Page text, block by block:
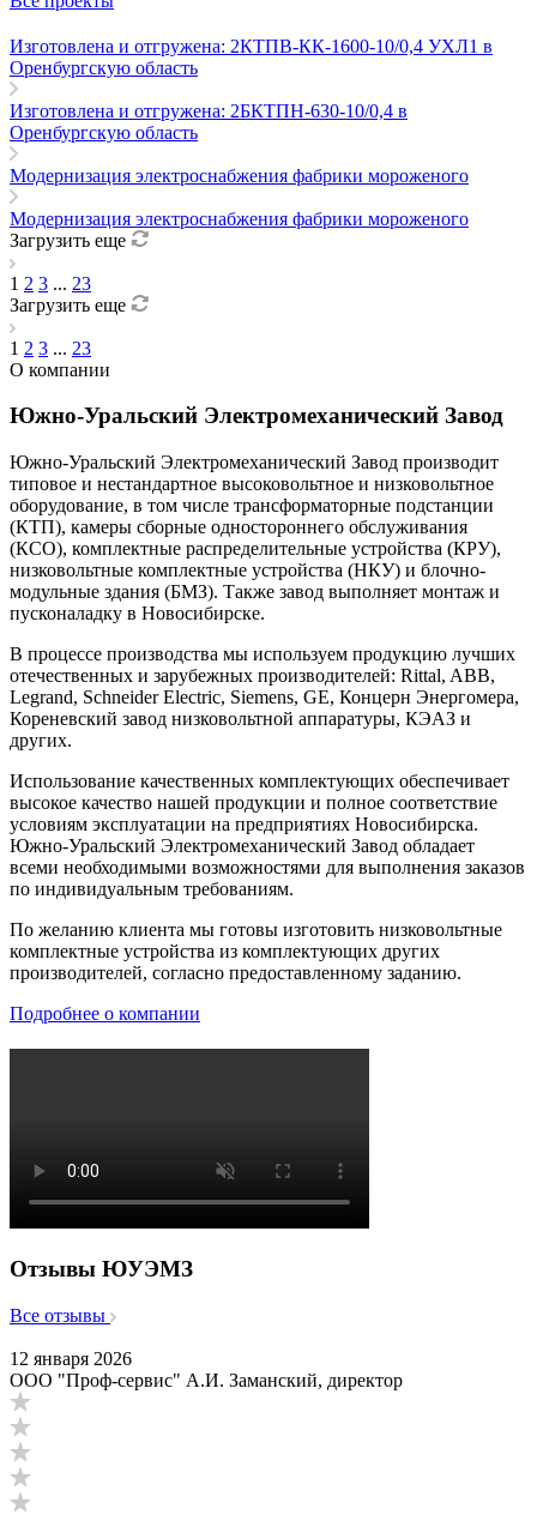
Изготовлена и отгружена: 2КТПВ-КК-1600-10/0,4 УХЛ1 в
Оренбургскую область
Изготовлена и отгружена: 2БКТПН-630-10/0,4 в
Оренбургскую область
Модернизация электроснабжения фабрики мороженого
Модернизация электроснабжения фабрики мороженого
Загрузить еще
1 2 3 ... 23
Загрузить еще
1 2 3 ... 23
О компании
Южно-Уральский Электромеханический Завод
Южно-Уральский Электромеханический Завод производит
типовое и нестандартное высоковольтное и низковольтное
оборудование, в том числе трансформаторные подстанции
(КТП), камеры сборные одностороннего обслуживания
(КСО), комплектные распределительные устройства (КРУ),
низковольтные комплектные устройства (НКУ) и блочно-
модульные здания (БМЗ). Также завод выполняет монтаж и
пусконаладку в Новосибирске.
В процессе производства мы используем продукцию лучших
отечественных и зарубежных производителей: Rittal, ABB,
Legrand, Schneider Electric, Siemens, GE, Концерн Энергомера,
Кореневский завод низковольтной аппаратуры, КЭАЗ и
других.
Использование качественных комплектующих обеспечивает
высокое качество нашей продукции и полное соответствие
условиям эксплуатации на предприятиях Новосибирска.
Южно-Уральский Электромеханический Завод обладает
всеми необходимыми возможностями для выполнения заказов
по индивидуальным требованиям.
По желанию клиента мы готовы изготовить низковольтные
комплектные устройства из комплектующих других
производителей, согласно предоставленному заданию.
Подробнее о компании
Отзывы ЮУЭМЗ
Все отзывы
12 января 2026
ООО "Проф-сервис" А.И. Заманский, директор